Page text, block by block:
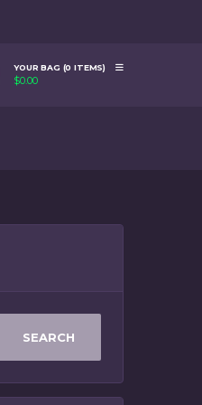
YOUR BAG (0 ITEMS)
$0.00
SEARCH